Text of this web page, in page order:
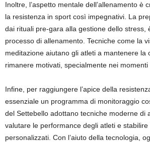
Inoltre, l’aspetto mentale dell’allenamento è
la resistenza in sport così impegnativi. La
dai rituali pre-gara alla gestione dello stress,
processo di allenamento. Tecniche come la
meditazione aiutano gli atleti a mantenere la
rimanere motivati, specialmente nei momenti
Infine, per raggiungere l’apice della
essenziale un programma di monitoraggio
del Settebello adottano tecniche moderne di
valutare le performance degli atleti e
personalizzati. Con l’aiuto della tecnologia,